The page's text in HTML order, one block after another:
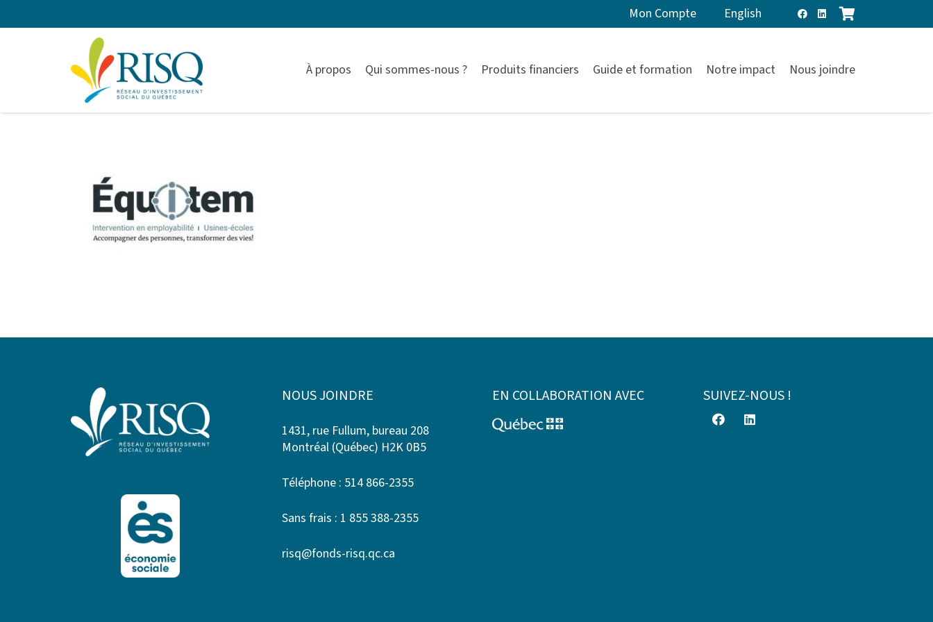
Mon Compte English
À propos Qui sommes-nous ? Produits financiers Guide et formation Notre impact Nous joindre
NOUS JOINDRE
1431, rue Fullum, bureau 208
Montréal (Québec) H2K 0B5
Téléphone : 514 866-2355
Sans frais : 1 855 388-2355
risq@fonds-risq.qc.ca
EN COLLABORATION AVEC SUIVEZ-NOUS !